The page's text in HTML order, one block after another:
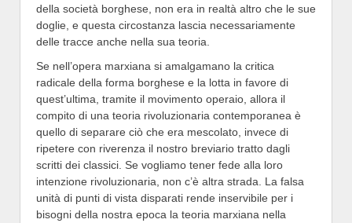
della società borghese, non era in realtà altro che le sue
doglie, e questa circostanza lascia necessariamente
delle tracce anche nella sua teoria.
Se nell’opera marxiana si amalgamano la critica
radicale della forma borghese e la lotta in favore di
quest’ultima, tramite il movimento operaio, allora il
compito di una teoria rivoluzionaria contemporanea è
quello di separare ciò che era mescolato, invece di
ripetere con riverenza il nostro breviario tratto dagli
scritti dei classici. Se vogliamo tener fede alla loro
intenzione rivoluzionaria, non c’è altra strada. La falsa
unità di punti di vista disparati rende inservibile per i
bisogni della nostra epoca la teoria marxiana nella